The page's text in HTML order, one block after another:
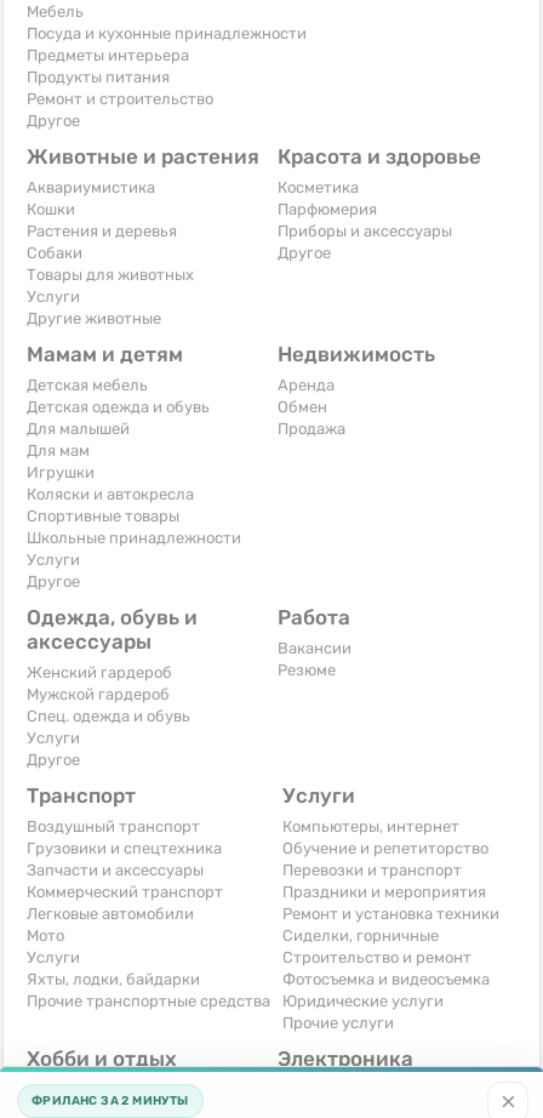
Мебель
Посуда и кухонные принадлежности
Предметы интерьера
Продукты питания
Ремонт и строительство
Другое
Животные и растения
Аквариумистика
Кошки
Растения и деревья
Собаки
Товары для животных
Услуги
Другие животные
Красота и здоровье
Косметика
Парфюмерия
Приборы и аксессуары
Другое
Мамам и детям
Детская мебель
Детская одежда и обувь
Для малышей
Для мам
Игрушки
Коляски и автокресла
Спортивные товары
Школьные принадлежности
Услуги
Другое
Недвижимость
Аренда
Обмен
Продажа
Одежда, обувь и
аксессуары
Женский гардероб
Мужской гардероб
Спец. одежда и обувь
Услуги
Другое
Работа
Вакансии
Резюме
Транспорт
Воздушный транспорт
Грузовики и спецтехника
Запчасти и аксессуары
Коммерческий транспорт
Легковые автомобили
Мото
Услуги
Яхты, лодки, байдарки
Прочие транспортные средства
Услуги
Компьютеры, интернет
Обучение и репетиторство
Перевозки и транспорт
Праздники и мероприятия
Ремонт и установка техники
Сиделки, горничные
Строительство и ремонт
Фотосъемка и видеосъемка
Юридические услуги
Прочие услуги
Хобби и отдых
Книги и журналы
Музыкальные инструменты
Электроника
×
ФРИЛАНС ЗА 2 МИНУТЫ